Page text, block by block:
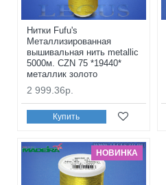
Нитки Fufu's
Металлизированная
вышивальная нить metallic
5000м. CZN 75 *19440*
металлик золото
2 999.36р.
Купить
НОВИНКА